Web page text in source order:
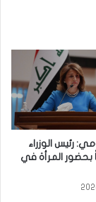
رئيس الوزراء
بحضور المرأة في